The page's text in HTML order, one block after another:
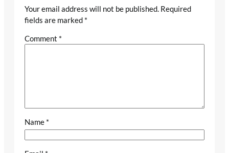
Your email address will not be published. Required
fields are marked *
Comment *
Name *